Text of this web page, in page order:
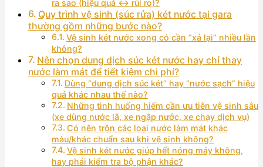
ra sao (hiệu quả ↔ rủi ro)?
Quy trình vệ sinh (súc rửa) két nước tại gara
thường gồm những bước nào?
Vệ sinh két nước xong có cần “xả lại” nhiều lần
không?
Nên chọn dung dịch súc két nước hay chỉ thay
nước làm mát để tiết kiệm chi phí?
Dùng “dung dịch súc két” hay “nước sạch” hiệu
quả khác nhau thế nào?
Những tình huống hiếm cần ưu tiên vệ sinh sâu
(xe dùng nước lã, xe ngập nước, xe chạy dịch vụ)
Có nên trộn các loại nước làm mát khác
màu/khác chuẩn sau khi vệ sinh không?
Vệ sinh két nước giúp hết nóng máy không,
hay phải kiểm tra bộ phận khác?